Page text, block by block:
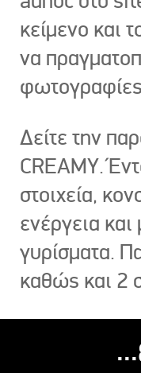
κείμενο και
να
Δείτε την
CREAMY.
στοιχεία,
ενέργεια
γυρίσματα.
καθώς και 2